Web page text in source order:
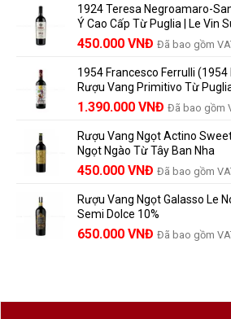
và
những
người
vang
nên
biết
Lưu
Trữ
Và
Thành
là:
858.000 VNĐ.
tại
là:
780.000 VNĐ.
1924 Teresa Negroamaro-
Ý Cao Cấp Từ Puglia | Le Vin
Giá
là:
495.000 VNĐ.
450.000 VNĐ Giá
tại
là:
450.000 VNĐ.
Đã bao gồm
1954 Francesco Ferrulli (1954
Rượu Vang Primitivo Từ
Giá
là:
1.529.000 VNĐ.
1.390.000 VNĐ Giá
tại
là:
1.390.000
Đã bao gồm
Rượu Vang Ngọt Actino
Ngọt Ngào Từ Tây Ban Nha
450.000 VNĐ Đã bao gồm
Rượu Vang Ngọt Galasso Le
Semi Dolce 10%
650.000 VNĐ Đã bao gồm